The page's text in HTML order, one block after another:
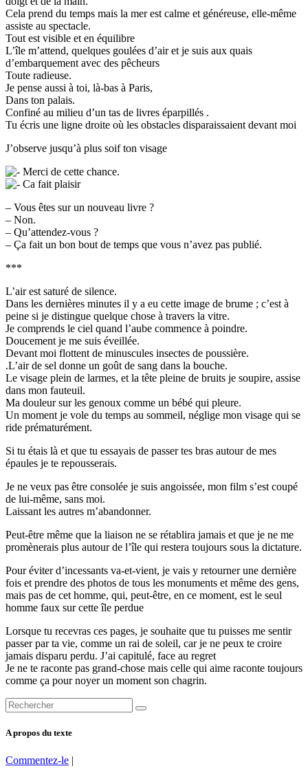
Cela prend du temps mais la mer est calme et généreuse, elle-même
assiste au spectacle.
Tout est visible et en équilibre
L’île m’attend, quelques goulées d’air et je suis aux quais
d’embarquement avec des pêcheurs
Toute radieuse.
Je pense aussi à toi, là-bas à Paris,
Dans ton palais.
Confiné au milieu d’un tas de livres éparpillés .
Tu écris une ligne droite où les obstacles disparaissaient devant moi
J’observe jusqu’à plus soif ton visage
Merci de cette chance.
Ca fait plaisir
– Vous êtes sur un nouveau livre ?
– Non.
– Qu’attendez-vous ?
– Ça fait un bon bout de temps que vous n’avez pas publié.
***
L’air est saturé de silence.
Dans les dernières minutes il y a eu cette image de brume ; c’est à
peine si je distingue quelque chose à travers la vitre.
Je comprends le ciel quand l’aube commence à poindre.
Doucement je me suis éveillée.
Devant moi flottent de minuscules insectes de poussière.
.L’air de sel donne un goût de sang dans la bouche.
Le visage plein de larmes, et la tête pleine de bruits je soupire, assise
dans mon fauteuil.
Ma douleur sur les genoux comme un bébé qui pleure.
Un moment je vole du temps au sommeil, néglige mon visage qui se
ride prématurément.
Si tu étais là et que tu essayais de passer tes bras autour de mes
épaules je te repousserais.
Je ne veux pas être consolée je suis angoissée, mon film s’est coupé
de lui-même, sans moi.
Laissant les autres m’abandonner.
Peut-être même que la liaison ne se rétablira jamais et que je ne me
promènerais plus autour de l’île qui restera toujours sous la dictature.
Pour éviter d’incessants va-et-vient, je vais y retourner une dernière
fois et prendre des photos de tous les monuments et même des gens,
mais pas de cet homme, qui, peut-être, en ce moment, est le seul
homme faux sur cette île perdue
Lorsque tu recevras ces pages, je souhaite que tu puisses me sentir
passer par ta vie, comme un rai de soleil, car je ne peux te croire
jamais disparu perdu. J’ai capitulé, face au regret
Je ne te raconte pas grand-chose mais celle qui aime raconte toujours
comme ça pour noyer un moment son chagrin.
A propos du texte
Commentez-le |